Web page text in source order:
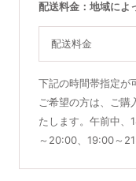
配送料金
地域によ
配送料金
下記の時間帯指定が
ご希望の方は、ご購
たします。午前中
～20:00、19:00～